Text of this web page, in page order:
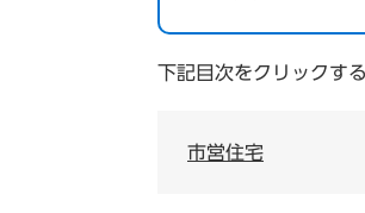
下記目次をクリックす
市営住宅